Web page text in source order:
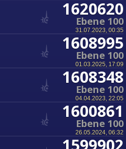
1620620
Ebene 100
31.07.2023, 00:35
1608995
Ebene 100
01.03.2025, 17:09
1608348
Ebene 100
04.04.2023, 22:05
1600861
Ebene 100
26.05.2024, 06:32